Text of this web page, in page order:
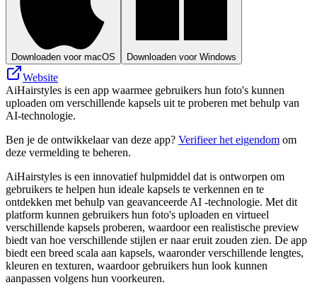
Downloaden voor macOS Downloaden voor Windows
Website
AiHairstyles is een app waarmee gebruikers hun foto's kunnen
uploaden om verschillende kapsels uit te proberen met behulp van
AI-technologie.
Ben je de ontwikkelaar van deze app? Verifieer het eigendom om
deze vermelding te beheren.
AiHairstyles is een innovatief hulpmiddel dat is ontworpen om
gebruikers te helpen hun ideale kapsels te verkennen en te
ontdekken met behulp van geavanceerde AI -technologie. Met dit
platform kunnen gebruikers hun foto's uploaden en virtueel
verschillende kapsels proberen, waardoor een realistische preview
biedt van hoe verschillende stijlen er naar eruit zouden zien. De app
biedt een breed scala aan kapsels, waaronder verschillende lengtes,
kleuren en texturen, waardoor gebruikers hun look kunnen
aanpassen volgens hun voorkeuren.